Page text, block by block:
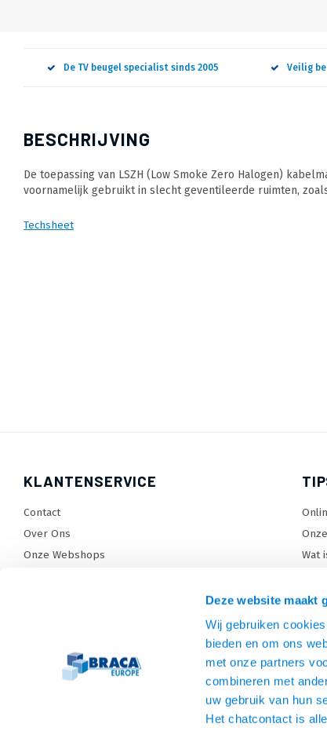
Deze website maakt
Wij gebruiken
bieden en om ons
met onze partners
combineren met
uw gebruik van hun
Het chatcontact is
De TV beugel specialist sinds 2005 Veilig
BESCHRIJVING
De toepassing van LSZH (Low Smoke Zero Halogen)
voornamelijk gebruikt in slecht geventileerde ruimten,
Techsheet
KLANTENSERVICE
Contact
Over Ons
Onze Webshops
Betaalmethoden en voorwaarden
Privacy policy
Wat
TV
TV